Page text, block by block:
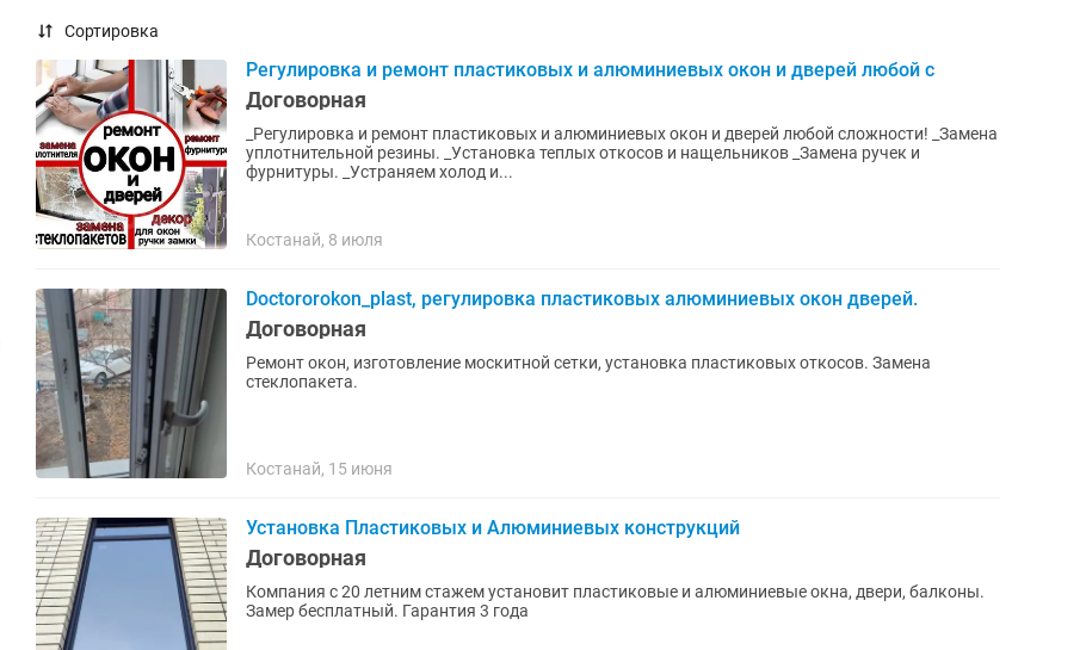
Сортировка
Регулировка и ремонт пластиковых и алюминиевых окон и дверей любой с
Договорная
_Регулировка и ремонт пластиковых и алюминиевых окон и дверей любой сложности! _Замена
уплотнительной резины. _Установка теплых откосов и нащельников _Замена ручек и
фурнитуры. _Устраняем холод и...
Костанай, 8 июля
Doctororokon_plast, регулировка пластиковых алюминиевых окон дверей.
Договорная
Ремонт окон, изготовление москитной сетки, установка пластиковых откосов. Замена
стеклопакета.
Костанай, 15 июня
Установка Пластиковых и Алюминиевых конструкций
Договорная
Компания с 20 летним стажем установит пластиковые и алюминиевые окна, двери, балконы.
Замер бесплатный. Гарантия 3 года